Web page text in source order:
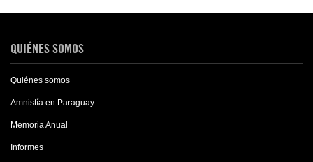
QUIÉNES SOMOS
Quiénes somos
Amnistía en Paraguay
Memoria Anual
Informes